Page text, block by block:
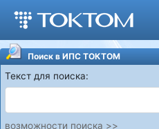
Поиск в ИПС ТОКТОМ
Текст для поиска:
возможности поиска >>